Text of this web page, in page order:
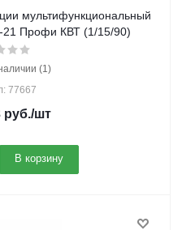
мультифункциональный
Профи КВТ (1/15/90)
(1)
77667
руб./шт
В корзину